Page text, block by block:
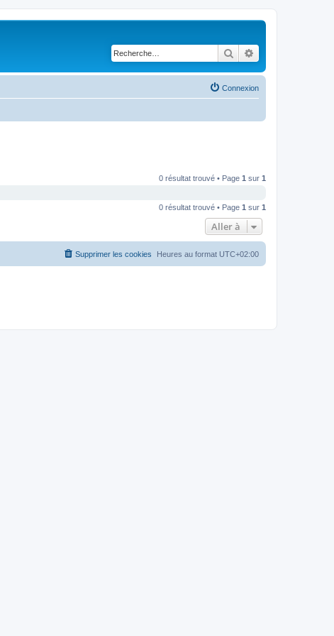
Rechercher
Connexion
0 résultat trouvé • Page 1 sur 1
0 résultat trouvé • Page 1 sur 1
Aller à
Heures au format UTC+02:00
Supprimer les cookies